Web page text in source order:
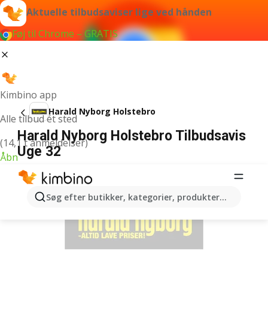
Aktuelle tilbudsaviser lige ved hånden
Føj til Chrome – GRATIS
Kimbino app
Alle tilbud ét sted
(14,1 t anmeldelser)
Åbn
Søg efter butikker, kategorier, produkter...
Harald Nyborg Holstebro
Harald Nyborg Holstebro Tilbudsavis
Uge 32